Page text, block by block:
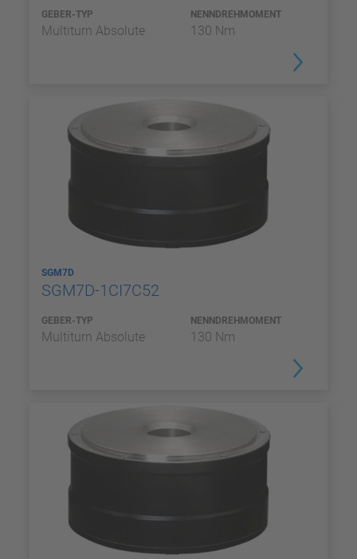
GEBER-TYP
Multiturn Absolute
NENNDREHMOMENT
130 Nm
SGM7D
SGM7D-1CI7C52
GEBER-TYP
Multiturn Absolute
NENNDREHMOMENT
130 Nm